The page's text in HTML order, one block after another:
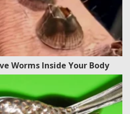
Worms Inside Your Body